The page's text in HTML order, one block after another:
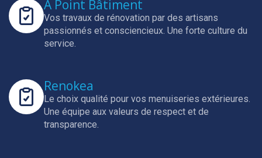
A Point Bâtiment
Vos travaux de rénovation par des artisans
passionnés et consciencieux. Une forte culture du
service.
Renokea
Le choix qualité pour vos menuiseries extérieures.
Une équipe aux valeurs de respect et de
transparence.